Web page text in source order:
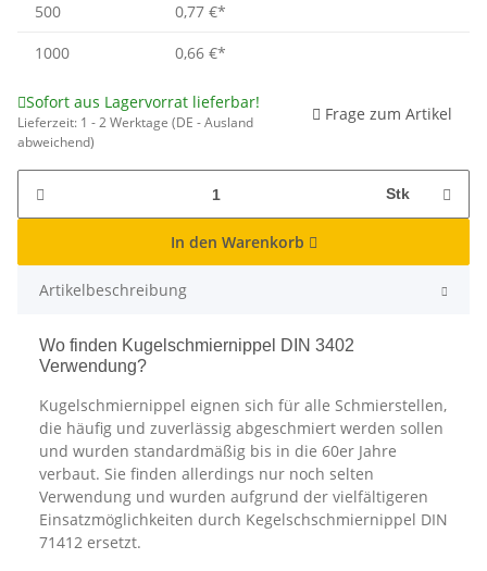
500
0,77 €*
1000
0,66 €*
Sofort aus Lagervorrat lieferbar!
Lieferzeit: 1 - 2 Werktage (DE - Ausland
abweichend)
Frage zum Artikel
Stk
In den Warenkorb
Artikelbeschreibung
Wo finden Kugelschmiernippel DIN 3402
Verwendung?
Kugelschmiernippel eignen sich für alle Schmierstellen,
die häufig und zuverlässig abgeschmiert werden sollen
und wurden standardmäßig bis in die 60er Jahre
verbaut. Sie finden allerdings nur noch selten
Verwendung und wurden aufgrund der vielfältigeren
Einsatzmöglichkeiten durch Kegelschschmiernippel DIN
71412 ersetzt.